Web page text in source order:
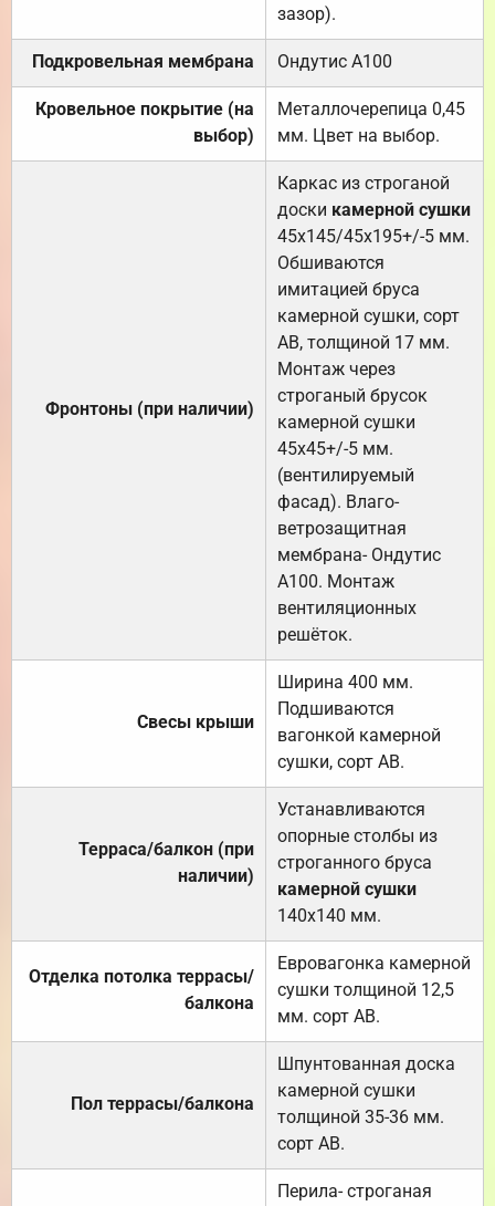
зазор).
Подкровельная мембрана Ондутис А100
Кровельное покрытие (на
выбор)
Металлочерепица 0,45
мм. Цвет на выбор.
Фронтоны (при наличии)
Каркас из строганой
доски камерной сушки
45х145/45х195+/-5 мм.
Обшиваются
имитацией бруса
камерной сушки, сорт
АВ, толщиной 17 мм.
Монтаж через
строганый брусок
камерной сушки
45х45+/-5 мм.
(вентилируемый
фасад). Влаго-
ветрозащитная
мембрана- Ондутис
А100. Монтаж
вентиляционных
решёток.
Свесы крыши
Ширина 400 мм.
Подшиваются
вагонкой камерной
сушки, сорт АВ.
Терраса/балкон (при
наличии)
Устанавливаются
опорные столбы из
строганного бруса
камерной сушки
140х140 мм.
Отделка потолка террасы/
балкона
Евровагонка камерной
сушки толщиной 12,5
мм. сорт АВ.
Пол террасы/балкона
Шпунтованная доска
камерной сушки
толщиной 35-36 мм.
сорт АВ.
Перила- строганая